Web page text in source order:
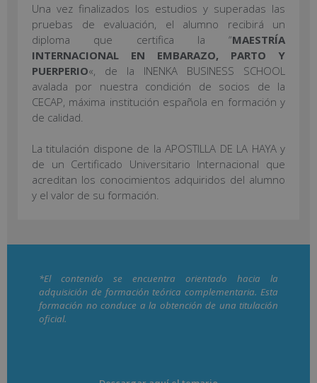
Una vez finalizados los estudios y superadas las
pruebas de evaluación, el alumno recibirá un
diploma que certifica la “MAESTRÍA
INTERNACIONAL EN EMBARAZO, PARTO Y
PUERPERIO«, de la INENKA BUSINESS SCHOOL
avalada por nuestra condición de socios de la
CECAP, máxima institución española en formación y
de calidad.
La titulación dispone de la APOSTILLA DE LA HAYA y
de un Certificado Universitario Internacional que
acreditan los conocimientos adquiridos del alumno
y el valor de su formación.
*El contenido se encuentra orientado hacia la
adquisición de formación teórica complementaria. Esta
formación no conduce a la obtención de una titulación
oficial.